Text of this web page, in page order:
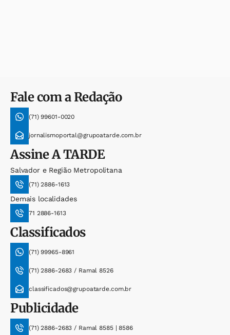
Fale com a Redação
(71) 99601-0020
jornalismoportal@grupoatarde.com.br
AssineA TARDE
Salvador e Região Metropolitana
(71) 2886-1613
Demais localidades
71 2886-1613
Classificados
(71) 99965-8961
(71) 2886-2683 / Ramal 8526
classificados@grupoatarde.com.br
Publicidade
(71) 2886-2683 / Ramal 8585 | 8586